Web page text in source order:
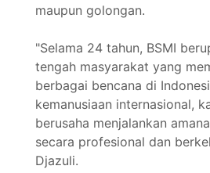
maupun golongan.
"Selama 24 tahun, BSMI
tengah masyarakat yang
berbagai bencana di
kemanusiaan internasional,
berusaha menjalankan
secara profesional dan
Djazuli.